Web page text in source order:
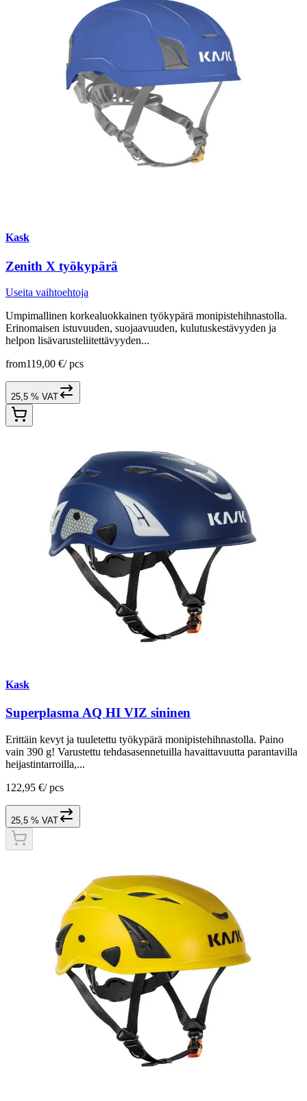
Kask
Zenith X työkypärä
Useita vaihtoehtoja
Umpimallinen korkealuokkainen työkypärä monipistehihnastolla.
Erinomaisen istuvuuden, suojaavuuden, kulutuskestävyyden ja
helpon lisävarusteliitettävyyden...
from119,00 €/ pcs
25,5 % VAT
Kask
Superplasma AQ HI VIZ sininen
Erittäin kevyt ja tuuletettu työkypärä monipistehihnastolla. Paino
vain 390 g! Varustettu tehdasasennetuilla havaittavuutta parantavilla
heijastintarroilla,...
122,95 €/ pcs
25,5 % VAT